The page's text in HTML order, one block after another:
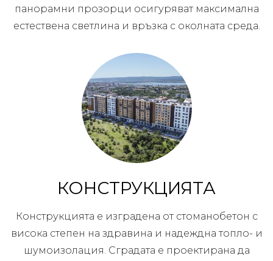
панорамни прозорци осигуряват максимална
естествена светлина и връзка с околната среда.
КОНСТРУКЦИЯТА
Конструкцията е изградена от стоманобетон с
висока степен на здравина и надеждна топло- и
шумоизолация. Сградата е проектирана да